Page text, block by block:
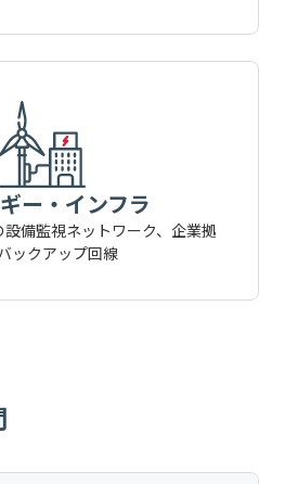
ー・インフラ
備監視ネットワーク、 企業拠
ックアップ回線